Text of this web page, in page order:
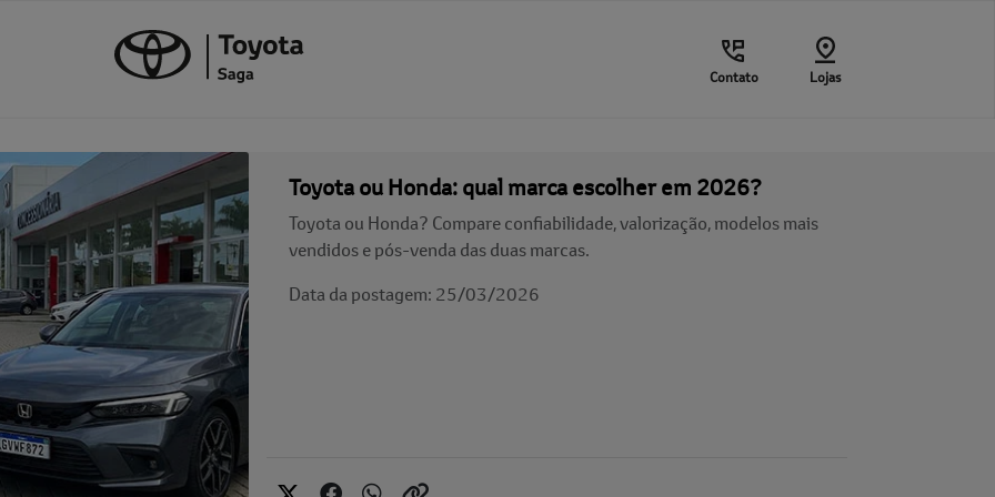
Contato Lojas
Toyota ou Honda: qual marca escolher em 2026?
Toyota ou Honda? Compare confiabilidade, valorização, modelos mais
vendidos e pós-venda das duas marcas.
Data da postagem: 25/03/2026